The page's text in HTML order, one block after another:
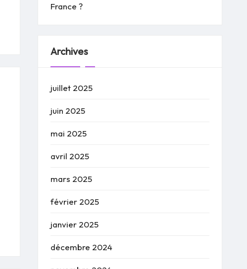
France ?
Archives
juillet 2025
juin 2025
mai 2025
avril 2025
mars 2025
février 2025
janvier 2025
décembre 2024